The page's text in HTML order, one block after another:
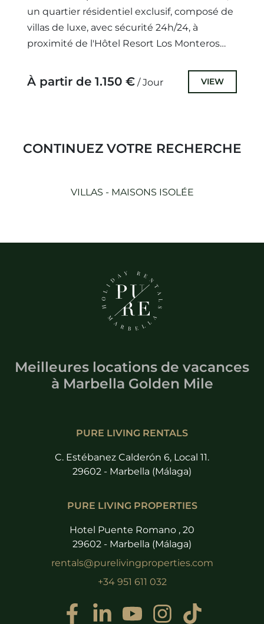
un quartier résidentiel exclusif, composé de
villas de luxe, avec sécurité 24h/24, à
proximité de l'Hôtel Resort Los Monteros
À partir de 1.150 € / Jour VIEW
CONTINUEZ VOTRE RECHERCHE
VILLAS - MAISONS ISOLÉE
Meilleures locations de vacances
à Marbella Golden Mile
PURE LIVING RENTALS
C. Estébanez Calderón 6, Local 11.
29602 - Marbella (Málaga)
PURE LIVING PROPERTIES
Hotel Puente Romano , 20
29602 - Marbella (Málaga)
rentals@purelivingproperties.com
+34 951 611 032